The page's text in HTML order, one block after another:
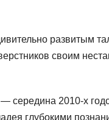
развитым
своим
середина 2010-х
глубокими